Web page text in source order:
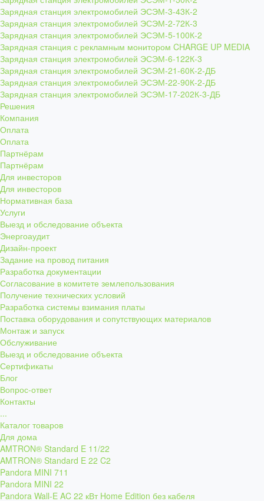
Зарядная станция электромобилей ЭСЭМ-3-43К-2
Зарядная станция электромобилей ЭСЭМ-2-72К-3
Зарядная станция электромобилей ЭСЭМ-5-100К-2
Зарядная станция с рекламным монитором CHARGE UP MEDIA
Зарядная станция электромобилей ЭСЭМ-6-122К-3
Зарядная станция электромобилей ЭСЭМ-21-60К-2-ДБ
Зарядная станция электромобилей ЭСЭМ-22-90К-2-ДБ
Зарядная станция электромобилей ЭСЭМ-17-202К-3-ДБ
Решения
Компания
Оплата
Оплата
Партнёрам
Партнёрам
Для инвесторов
Для инвесторов
Нормативная база
Услуги
Выезд и обследование объекта
Энергоаудит
Дизайн-проект
Задание на провод питания
Разработка документации
Согласование в комитете землепользования
Получение технических условий
Разработка системы взимания платы
Поставка оборудования и сопутствующих материалов
Монтаж и запуск
Обслуживание
Выезд и обследование объекта
Сертификаты
Блог
Вопрос-ответ
Контакты
...
Каталог товаров
Для дома
AMTRON® Standard E 11/22
AMTRON® Standard E 22 C2
Pandora MINI 711
Pandora MINI 22
Pandora Wall-E AC 22 кВт Home Edition без кабеля